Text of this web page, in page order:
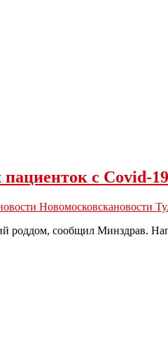
с Covid-19
Новомосковскановости
роддом, сообщил Минздрав.